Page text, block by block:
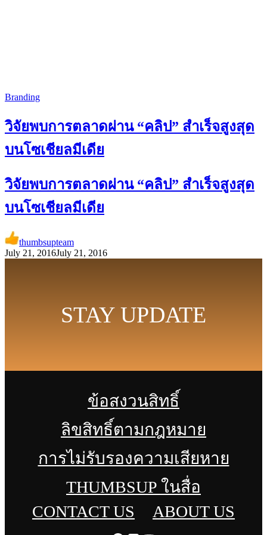
Branding
วิจัยพบการตลาดผ่าน “คลิป” สำเร็จสูงสุด
บนโซเชียลมีเดีย
วิจัยพบการตลาดผ่าน “คลิป” สำเร็จสูงสุด
บนโซเชียลมีเดีย
thumbsupteam
July 21, 2016July 21, 2016
STAY UPDATE
ข้อสงวนสิทธิ์
ลิขสิทธิ์ตามกฎหมาย
การไม่รับรองความเสียหาย
THUMBSUP ในสื่อ
CONTACT US
ABOUT US